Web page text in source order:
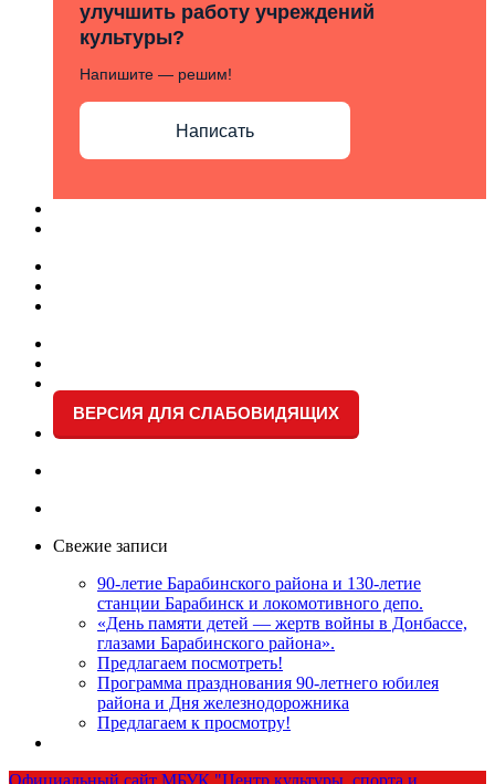
улучшить работу учреждений
культуры?
Напишите — решим!
Написать
ВЕРСИЯ ДЛЯ СЛАБОВИДЯЩИХ
Свежие записи
90-летие Барабинского района и 130-летие
станции Барабинск и локомотивного депо.
«День памяти детей — жертв войны в Донбассе,
глазами Барабинского района».
Предлагаем посмотреть!
Программа празднования 90-летнего юбилея
района и Дня железнодорожника
Предлагаем к просмотру!